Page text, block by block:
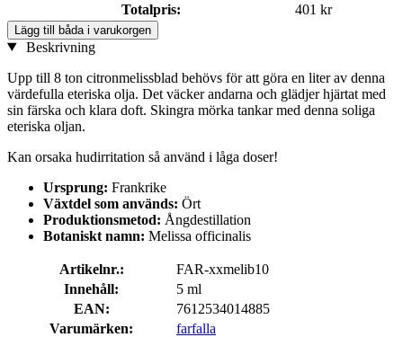
Totalpris:
401 kr
Lägg till båda i varukorgen
Beskrivning
Upp till 8 ton citronmelissblad behövs för att göra en liter av denna
värdefulla eteriska olja. Det väcker andarna och glädjer hjärtat med
sin färska och klara doft. Skingra mörka tankar med denna soliga
eteriska oljan.
Kan orsaka hudirritation så använd i låga doser!
Ursprung: Frankrike
Växtdel som används: Ört
Produktionsmetod: Ångdestillation
Botaniskt namn: Melissa officinalis
Artikelnr.:
FAR-xxmelib10
Innehåll:
5 ml
EAN:
7612534014885
Varumärken:
farfalla